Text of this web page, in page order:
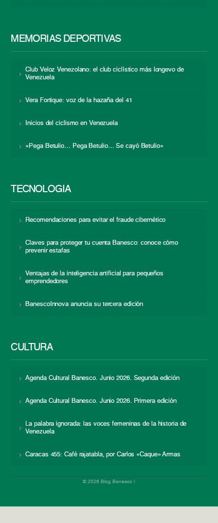
MEMORIAS DEPORTIVAS
Club Veloz Venezolano: el club ciclístico más longevo de
Venezuela
Vera Fortique: voz de la hazaña del 41
Inicios del ciclismo en Venezuela
«Pega Betulio… Pega Betulio… Se cayó Betulio»
TECNOLOGÍA
Recomendaciones para evitar el fraude cibernético
Claves para proteger tu cuenta Banesco: conoce cómo
prevenir estafas
Ventajas de la inteligencia artificial para pequeños
emprendedores
BanescoInnova anuncia su tercera edición
CULTURA
Agenda Cultural Banesco. Junio 2026. Segunda edición
Agenda Cultural Banesco. Junio 2026. Primera edición
La palabra ignorada: las voces femeninas de la historia de
Venezuela
Caracas 455: Café rajatabla, por Carlos «Caque» Armas
© 2026 Blog Banesco |